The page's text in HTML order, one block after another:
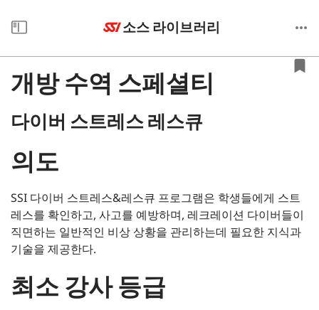
소스 라이브러리
개방 수역 스페셜티
다이버 스트레스 레스큐
의도
SSI 다이버 스트레스&레스큐 프로그램은 학생들에게 스트
레스를 확인하고, 사고를 예방하며, 레크레이션 다이버들이
직면하는 일반적인 비상 상황을 관리하는데 필요한 지식과
기술을 제공한다.
최소 강사 등급